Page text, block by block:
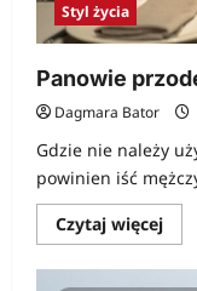
Styl życia
Panowie
Dagmara Bator
Gdzie nie należy
powinien iść
Czytaj więcej
się
o